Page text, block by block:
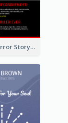
Creepy Horror Story Book Cover Design